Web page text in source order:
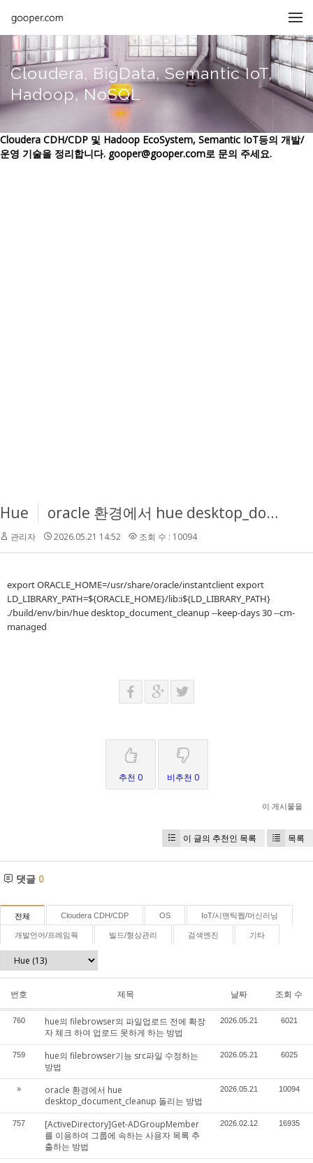
Cloudera, BigData, Semantic IoT,
Hadoop, NoSQL
Cloudera CDH/CDP 및 Hadoop EcoSystem, Semantic IoT등의 개발/
운영 기술을 정리합니다. gooper@gooper.com로 문의 주세요.
Hue oracle 환경에서 hue desktop_document_cleanup 돌리는 방법
관리자 2026.05.21 14:52 조회 수 : 10094
export ORACLE_HOME=/usr/share/oracle/instantclient export
LD_LIBRARY_PATH=${ORACLE_HOME}/lib:i${LD_LIBRARY_PATH}
./build/env/bin/hue desktop_document_cleanup --keep-days 30 --cm-
managed
추천 0 비추천 0
이 게시물을
이 글의 추천인 목록 목록
댓글 0
전체 Cloudera CDH/CDP OS IoT/시맨틱웹/머신러닝
개발언어/프레임웍 빌드/형상관리 검색엔진 기타
번호 제목 날짜 조회 수
760
hue의 filebrowser의 파일업로드 전에 확장
자 체크 하여 업로드 못하게 하는 방법
2026.05.21 6021
759
hue의 filebrowser기능 src파일 수정하는
방법
2026.05.21 6025
»
oracle 환경에서 hue
desktop_document_cleanup 돌리는 방법
2026.05.21 10094
757
[ActiveDirectory]Get-ADGroupMember
를 이용하여 그룹에 속하는 사용자 목록 추
출하는 방법
2026.02.12 16935